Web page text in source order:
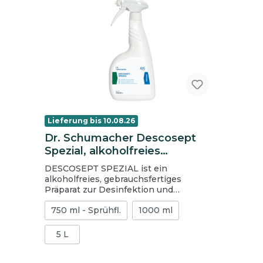
Lieferung bis 10.08.26
Dr. Schumacher Descosept
Spezial, alkoholfreies
Schnelldesinfektionsmittel,
750 ml Sprühflasche
DESCOSEPT SPEZIAL ist ein
alkoholfreies, gebrauchsfertiges
Präparat zur Desinfektion und
Reinigung von medizinischem Inventar,
Medizinprodukten sowie Flächen aller
Art. Es ist besonders für
alkoholempfindliche Medizinprodukte
und Flächen, auch für Acrylglas geeignet
750 ml - Sprühfl. 1000 ml
5 L